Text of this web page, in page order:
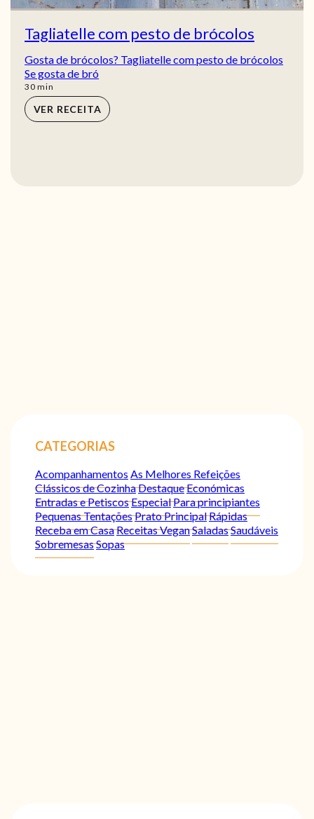
Tagliatelle com pesto de brócolos
Gosta de brócolos? Tagliatelle com pesto de brócolos
Se gosta de bró
30min
min
VER RECEITA
CATEGORIAS
Acompanhamentos As Melhores Refeições
Clássicos de CozinhaDestaqueEconómicas
Entradas e PetiscosEspecialPara principiantes
Pequenas TentaçõesPrato PrincipalRápidas
Receba em CasaReceitas VeganSaladasSaudáveis
SobremesasSopas